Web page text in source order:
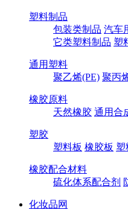
塑料制品
包装类制品 汽车
它类塑料制品 塑
通用塑料
聚乙烯(PE) 聚丙
橡胶原料
天然橡胶 通用合
塑胶
塑料板 橡胶板 塑
橡胶配合材料
硫化体系配合剂
化妆品网